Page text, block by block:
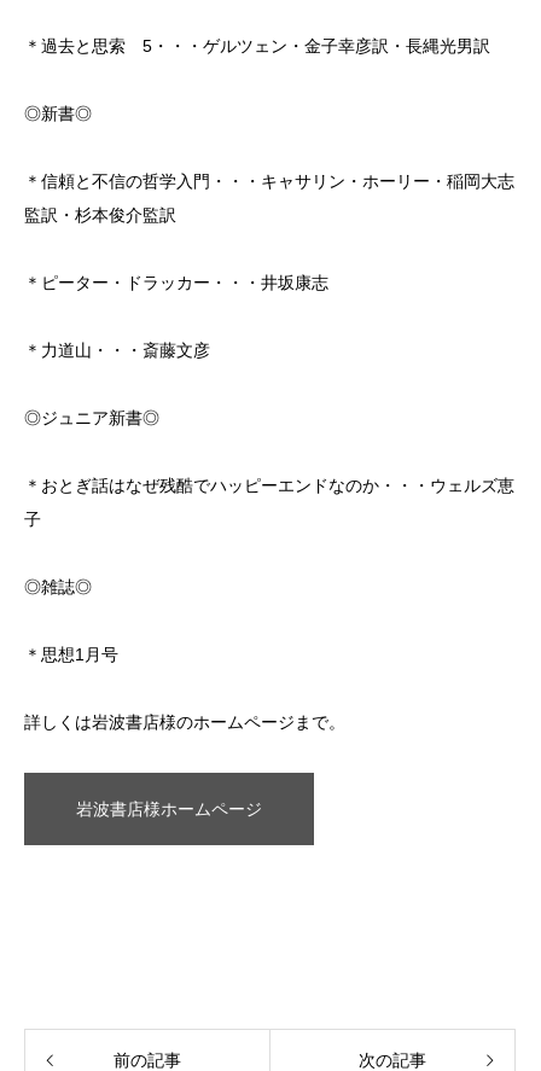
＊過去と思索 5・・・ゲルツェン・金子幸彦訳・長縄光男訳
◎新書◎
＊信頼と不信の哲学入門・・・キャサリン・ホーリー・稲岡大志
監訳・杉本俊介監訳
＊ピーター・ドラッカー・・・井坂康志
＊力道山・・・斎藤文彦
◎ジュニア新書◎
＊おとぎ話はなぜ残酷でハッピーエンドなのか・・・ウェルズ恵
子
◎雑誌◎
＊思想1月号
詳しくは岩波書店様のホームページまで。
岩波書店様ホームページ
前の記事 次の記事